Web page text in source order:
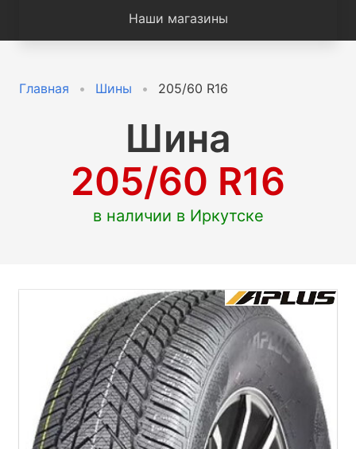
Наши магазины
Главная Шины 205/60 R16
Шина
205/60 R16
в наличии в Иркутске